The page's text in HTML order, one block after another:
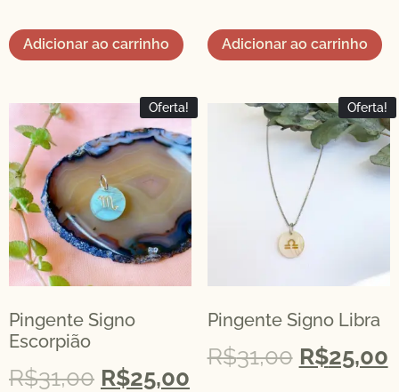
Adicionar ao carrinho Adicionar ao carrinho
Oferta!
Pingente Signo
Escorpião
R$31,00 R$25,00
Oferta!
Pingente Signo Libra
R$31,00 R$25,00